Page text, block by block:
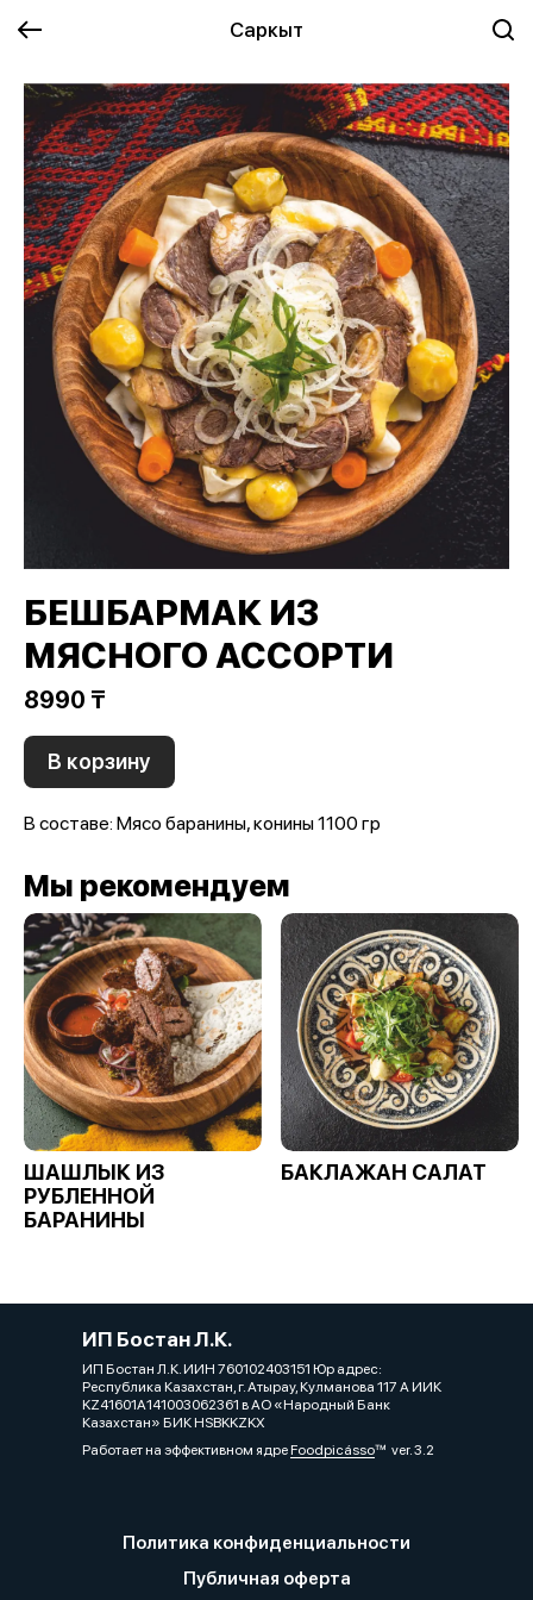
Саркыт
БЕШБАРМАК ИЗ
МЯСНОГО АССОРТИ
8990 ₸
В корзину
В составе: Мясо баранины, конины 1100 гр
Мы рекомендуем
ШАШЛЫК ИЗ
РУБЛЕННОЙ
БАРАНИНЫ
БАКЛАЖАН САЛАТ
ИП Бостан Л.К.
ИП Бостан Л.К. ИИН 760102403151 Юр адрес:
Республика Казахстан, г. Атырау, Кулманова 117 А ИИК
KZ41601A141003062361 в АО «Народный Банк
Казахстан» БИК HSBKKZKX
Работает на эффективном ядреFoodpicássover. 3.2
Политика конфиденциальности
Публичная оферта